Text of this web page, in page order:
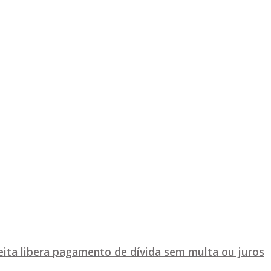
libera pagamento de dívida sem multa ou juros